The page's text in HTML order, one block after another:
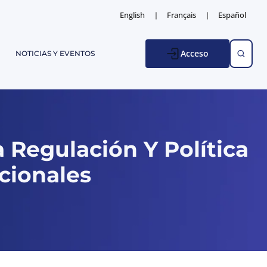
English Français Español
NOTICIAS Y EVENTOS Acceso
Regulación Y Política